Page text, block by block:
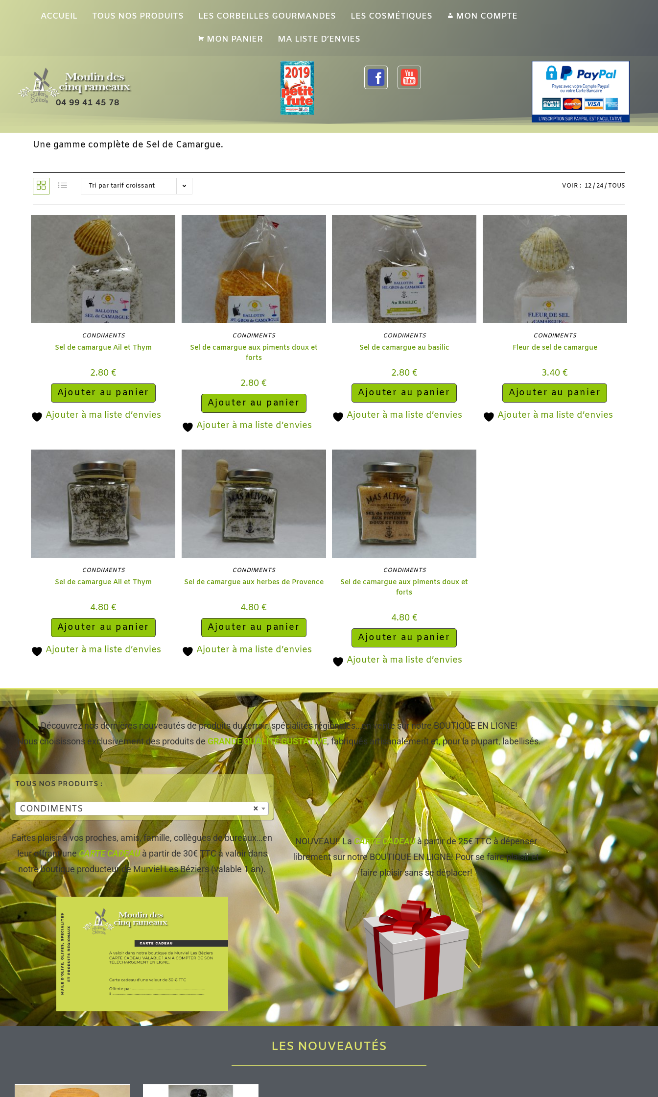
ACCUEIL TOUS NOS PRODUITS LES CORBEILLES GOURMANDES LES COSMÉTIQUES MON COMPTE
MON PANIER MA LISTE D’ENVIES
04 99 41 45 78
Une gamme complète de Sel de Camargue.
Tri par tarif croissant VOIR : 12 24 TOUS
CONDIMENTS
Sel de camargue Ail et Thym
2.80 €
Ajouter au panier
Ajouter à ma liste d’envies
CONDIMENTS
Sel de camargue aux piments doux et
forts
2.80€
Ajouter au panier
Ajouter à ma liste d’envies
CONDIMENTS
Sel de camargue au basilic
2.80 €
Ajouter au panier
Ajouter à ma liste d’envies
CONDIMENTS
Fleur de sel de camargue
3.40€
Ajouter au panier
Ajouter à ma liste d’envies
CONDIMENTS
Sel de camargue Ail et Thym
4.80 €
Ajouter au panier
Ajouter à ma liste d’envies
CONDIMENTS
Sel de camargue aux herbes de Provence
4.80€
Ajouter au panier
Ajouter à ma liste d’envies
CONDIMENTS
Sel de camargue aux piments doux et
forts
4.80 €
Ajouter au panier
Ajouter à ma liste d’envies
Découvrez nos dernières nouveautés de produits du terroir, spécialités régionales…en vente sur notre BOUTIQUE EN LIGNE!
Nous choisissons exclusivement des produits de GRANDE QUALITÉ GUSTATIVE, fabriqués artisanalement et, pour la plupart, labellisés.
TOUS NOS PRODUITS :
×
CONDIMENTS
Faites plaisir à vos proches, amis, famille, collègues de bureaux…en
leur offrant une CARTE CADEAU à partir de 30€ TTC à valoir dans
notre boutique producteur de Murviel Les Béziers (valable 1 an).
NOUVEAU!! La CARTE CADEAUà partir de 25€ TTC à dépenser
librement sur notre BOUTIQUE EN LIGNE! Pour se faire plaisir et
faire plaisir sans se déplacer!
LES NOUVEAUTÉS